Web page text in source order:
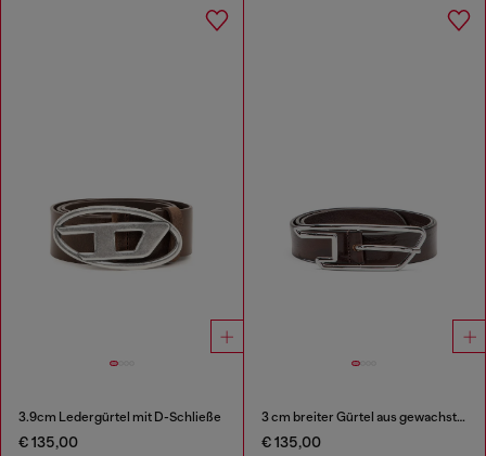
3.9cm Ledergürtel mit D-Schließe
€ 135,00
3 cm breiter Gürtel aus gewachstem Leder mit D-Logo-Schnalle
€ 135,00